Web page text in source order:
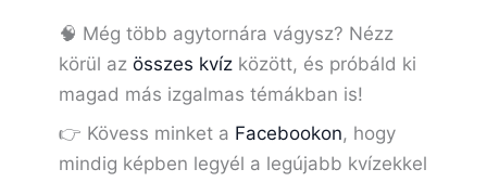
🧠 Még több agytornára vágysz? Nézz
körül az összes kvíz között, és próbáld ki
magad más izgalmas témákban is!
👉 Kövess minket a Facebookon, hogy
mindig képben legyél a legújabb kvízekkel